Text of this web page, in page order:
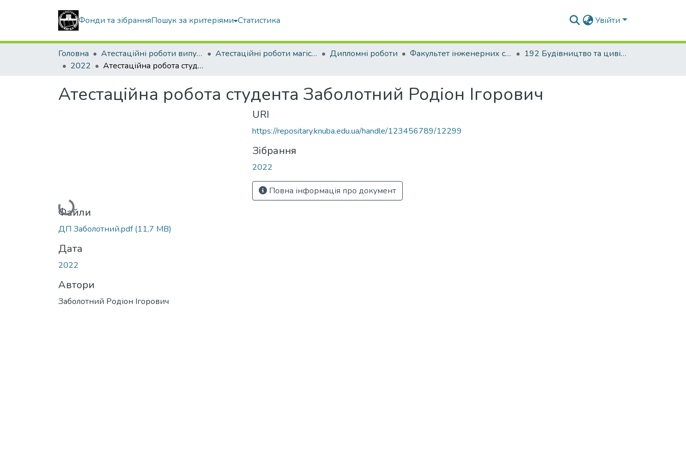
Фонди та зібранняПошук за критеріями Статистика Увійти
Головна Атестаційні роботи випускників Атестаційні роботи магістрів Дипломні роботи Факультет інженерних систем та екології
192 Будівництво та цивільна інженерія. Водопостачання та водовідведення
2022
Атестаційна робота студента Заболотний Родіон Ігорович
Атестаційна робота студента Заболотний Родіон Ігорович
Вантажиться...
Файли
ДП Заболотний.pdf(11,7 MB)
Дата
Автори
Заболотний Родіон Ігорович
URI
https://repositary.knuba.edu.ua/handle/123456789/12299
Зібрання
2022
Повна інформація про документ